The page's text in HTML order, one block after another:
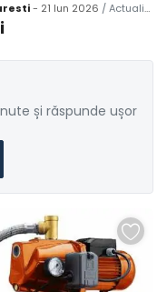
- 21 Iun 2026 / Actualizat: 4 Aug 2026
și răspunde ușor